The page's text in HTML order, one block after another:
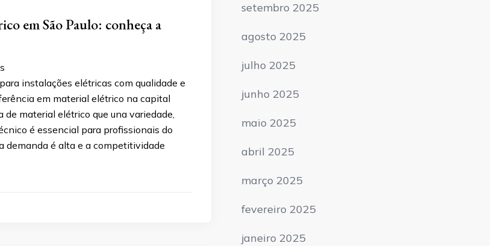
em São Paulo: conheça a
instalações elétricas com qualidade e
em material elétrico na capital
de material elétrico que una variedade,
é essencial para profissionais do
demanda é alta e a competitividade
setembro 2025
agosto 2025
julho 2025
junho 2025
maio 2025
abril 2025
março 2025
fevereiro 2025
janeiro 2025